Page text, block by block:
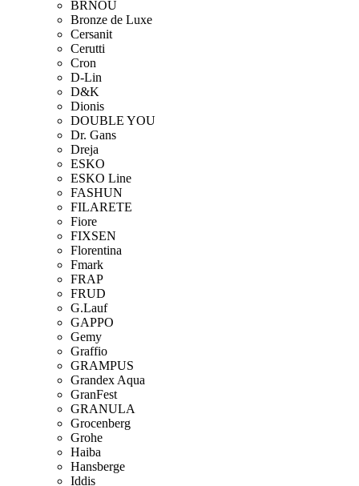
BRNOU
Bronze de Luxe
Cersanit
Cerutti
Cron
D-Lin
D&K
Dionis
DOUBLE YOU
Dr. Gans
Dreja
ESKO
ESKO Line
FASHUN
FILARETE
Fiore
FIXSEN
Florentina
Fmark
FRAP
FRUD
G.Lauf
GAPPO
Gemy
Graffio
GRAMPUS
Grandex Aqua
GranFest
GRANULA
Grocenberg
Grohe
Haiba
Hansberge
Iddis